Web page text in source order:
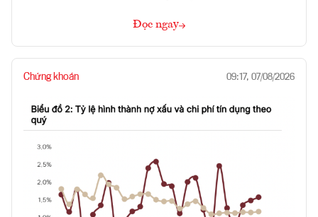
Đọc ngay
Chứng khoán 09:17, 07/08/2026